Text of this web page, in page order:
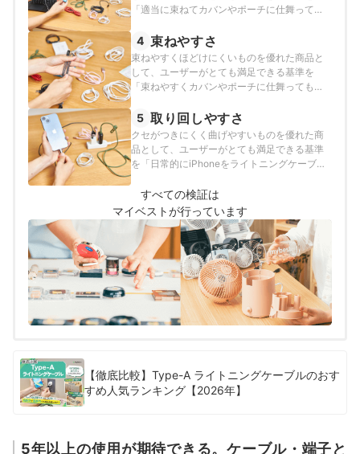
「適当に束ねてカバンやポーチに仕舞っても
検証を行いました。
4 束ねやすさ
束ねやすくほどけにくいものを優れた商品と
して、ユーザーがとても満足できる基準を
「束ねやすくカバンやポーチに仕舞っても勝
商品の検証を行いました。
5 取り回しやすさ
クセがつきにくく曲げやすいものを優れた商
品として、ユーザーがとても満足できる基準
を「日常的にiPhoneをライトニングケーブル
評価したもの」とし、以下の方法で各商品の
検証を行いました。
すべての検証は
マイベストが行っています
【徹底比較】Type-A ライトニングケーブルのおす
すめ人気ランキング【2026年】
5年以上の使用が期待できる。ケーブル・端子と